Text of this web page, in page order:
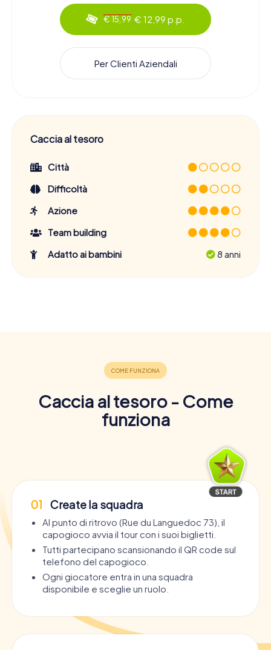
€ 15,99 € 12,99 p.p.
Per Clienti Aziendali
Caccia al tesoro
Città
Difficoltà
Azione
Team building
Adatto ai bambini
8 anni
Caccia al tesoro - Come
funziona
01 Create la squadra
Al punto di ritrovo (Rue du Languedoc 73), il
capogioco avvia il tour con i suoi biglietti.
Tutti partecipano scansionando il QR code sul
telefono del capogioco.
Ogni giocatore entra in una squadra
disponibile e sceglie un ruolo.